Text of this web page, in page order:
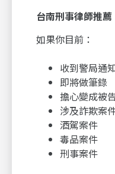
台南刑事律師推
如果你目前：
收到警局通
即將做筆錄
擔心變成被
涉及詐欺案
酒駕案件
毒品案件
刑事案件